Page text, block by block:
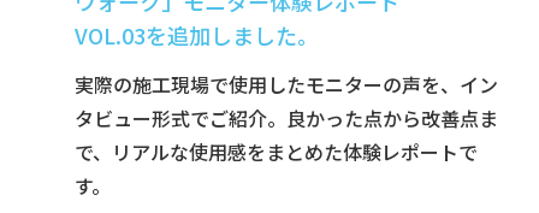
VOL.03を追加しました。
実際の施工現場で使用したモニターの声を、イン
タビュー形式でご紹介。良かった点から改善点ま
で、リアルな使用感をまとめた体験レポートで
す。